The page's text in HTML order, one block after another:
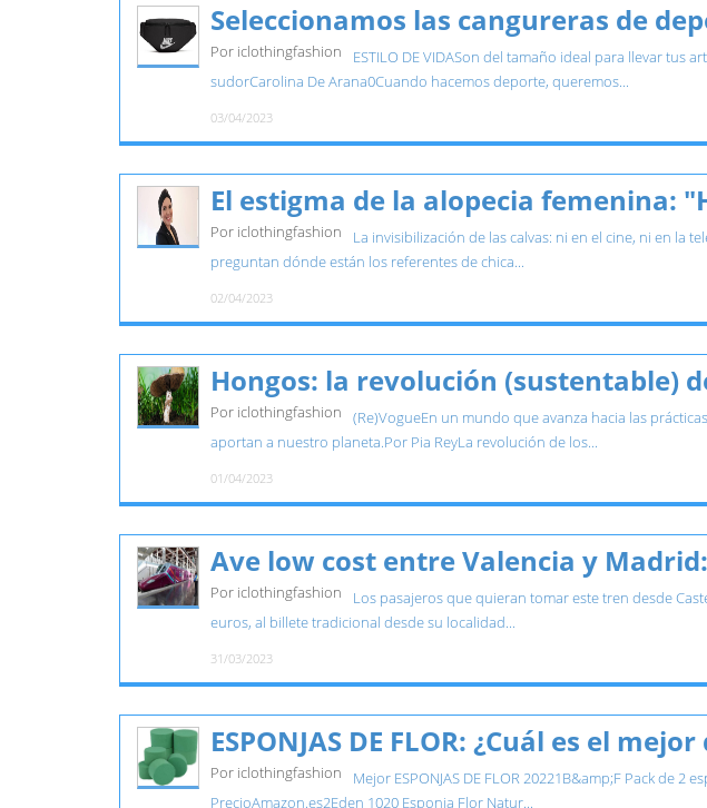
Seleccionamos las cangureras de
Por iclothingfashion
ESTILO DE VIDASon del tamaño ideal para llevar tus
sudorCarolina De Arana0Cuando hacemos deporte, queremos...
03/04/2023
El estigma de la alopecia femenina:
Por iclothingfashion
La invisibilización de las calvas: ni en el cine, ni en la
preguntan dónde están los referentes de chica...
02/04/2023
Hongos: la revolución (sustentable)
Por iclothingfashion
(Re)VogueEn un mundo que avanza hacia las
aportan a nuestro planeta.Por Pia ReyLa revolución de los...
01/04/2023
Ave low cost entre Valencia y
Por iclothingfashion
Los pasajeros que quieran tomar este tren desde
euros, al billete tradicional desde su localidad...
31/03/2023
ESPONJAS DE FLOR: ¿Cuál es el mejor
Por iclothingfashion
Mejor ESPONJAS DE FLOR 20221B&amp;F Pack de
PrecioAmazon.es2Eden 1020 Esponja Flor Natur...